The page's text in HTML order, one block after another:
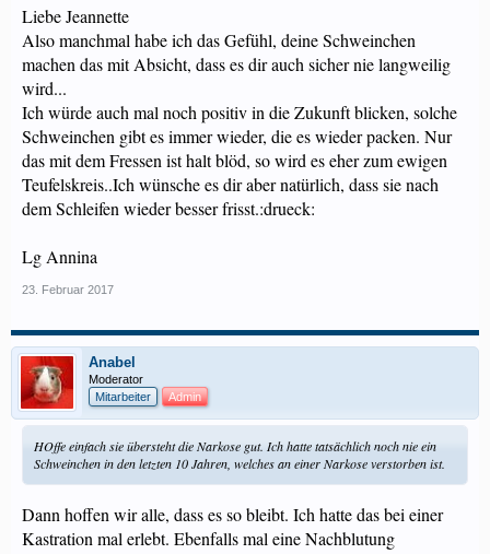
Liebe Jeannette
Also manchmal habe ich das Gefühl, deine Schweinchen
machen das mit Absicht, dass es dir auch sicher nie langweilig
wird...
Ich würde auch mal noch positiv in die Zukunft blicken, solche
Schweinchen gibt es immer wieder, die es wieder packen. Nur
das mit dem Fressen ist halt blöd, so wird es eher zum ewigen
Teufelskreis..Ich wünsche es dir aber natürlich, dass sie nach
dem Schleifen wieder besser frisst.:drueck:
Lg Annina
23. Februar 2017
Anabel
Moderator
Mitarbeiter
Admin
HOffe einfach sie übersteht die Narkose gut. Ich hatte tatsächlich noch nie ein
Schweinchen in den letzten 10 Jahren, welches an einer Narkose verstorben ist.
Dann hoffen wir alle, dass es so bleibt. Ich hatte das bei einer
Kastration mal erlebt. Ebenfalls mal eine Nachblutung